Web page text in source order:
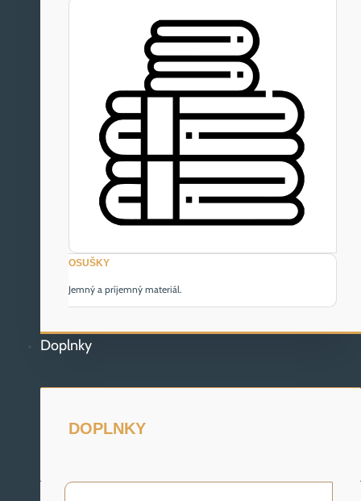
OSUŠKY
Jemný a príjemný materiál.
Doplnky
DOPLNKY